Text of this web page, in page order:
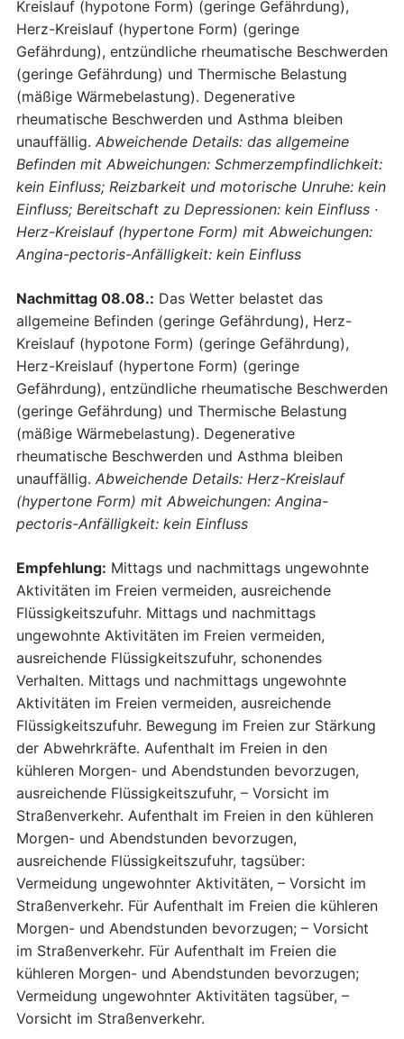
Kreislauf (hypotone Form) (geringe Gefährdung),
Herz-Kreislauf (hypertone Form) (geringe
Gefährdung), entzündliche rheumatische Beschwerden
(geringe Gefährdung) und Thermische Belastung
(mäßige Wärmebelastung). Degenerative
rheumatische Beschwerden und Asthma bleiben
unauffällig. Abweichende Details: das allgemeine
Befinden mit Abweichungen: Schmerzempfindlichkeit:
kein Einfluss; Reizbarkeit und motorische Unruhe: kein
Einfluss; Bereitschaft zu Depressionen: kein Einfluss ·
Herz-Kreislauf (hypertone Form) mit Abweichungen:
Angina-pectoris-Anfälligkeit: kein Einfluss
Nachmittag 08.08.: Das Wetter belastet das
allgemeine Befinden (geringe Gefährdung), Herz-
Kreislauf (hypotone Form) (geringe Gefährdung),
Herz-Kreislauf (hypertone Form) (geringe
Gefährdung), entzündliche rheumatische Beschwerden
(geringe Gefährdung) und Thermische Belastung
(mäßige Wärmebelastung). Degenerative
rheumatische Beschwerden und Asthma bleiben
unauffällig. Abweichende Details: Herz-Kreislauf
(hypertone Form) mit Abweichungen: Angina-
pectoris-Anfälligkeit: kein Einfluss
Empfehlung: Mittags und nachmittags ungewohnte
Aktivitäten im Freien vermeiden, ausreichende
Flüssigkeitszufuhr. Mittags und nachmittags
ungewohnte Aktivitäten im Freien vermeiden,
ausreichende Flüssigkeitszufuhr, schonendes
Verhalten. Mittags und nachmittags ungewohnte
Aktivitäten im Freien vermeiden, ausreichende
Flüssigkeitszufuhr. Bewegung im Freien zur Stärkung
der Abwehrkräfte. Aufenthalt im Freien in den
kühleren Morgen- und Abendstunden bevorzugen,
ausreichende Flüssigkeitszufuhr, – Vorsicht im
Straßenverkehr. Aufenthalt im Freien in den kühleren
Morgen- und Abendstunden bevorzugen,
ausreichende Flüssigkeitszufuhr, tagsüber:
Vermeidung ungewohnter Aktivitäten, – Vorsicht im
Straßenverkehr. Für Aufenthalt im Freien die kühleren
Morgen- und Abendstunden bevorzugen; – Vorsicht
im Straßenverkehr. Für Aufenthalt im Freien die
kühleren Morgen- und Abendstunden bevorzugen;
Vermeidung ungewohnter Aktivitäten tagsüber, –
Vorsicht im Straßenverkehr.